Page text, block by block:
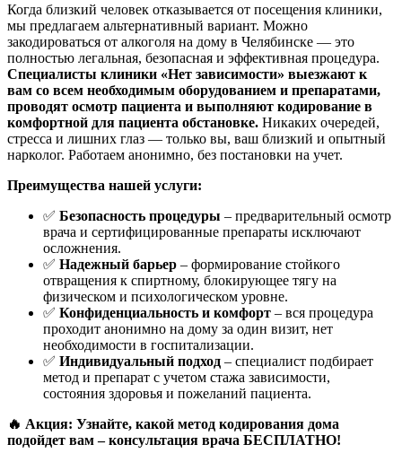
Когда близкий человек отказывается от посещения клиники,
мы предлагаем альтернативный вариант. Можно
закодироваться от алкоголя на дому в Челябинске — это
полностью легальная, безопасная и эффективная процедура.
Специалисты клиники «Нет зависимости» выезжают к
вам со всем необходимым оборудованием и препаратами,
проводят осмотр пациента и выполняют кодирование в
комфортной для пациента обстановке. Никаких очередей,
стресса и лишних глаз — только вы, ваш близкий и опытный
нарколог. Работаем анонимно, без постановки на учет.
Преимущества нашей услуги:
✅ Безопасность процедуры – предварительный осмотр
врача и сертифицированные препараты исключают
осложнения.
✅ Надежный барьер – формирование стойкого
отвращения к спиртному, блокирующее тягу на
физическом и психологическом уровне.
✅ Конфиденциальность и комфорт – вся процедура
проходит анонимно на дому за один визит, нет
необходимости в госпитализации.
✅ Индивидуальный подход – специалист подбирает
метод и препарат с учетом стажа зависимости,
состояния здоровья и пожеланий пациента.
🔥 Акция: Узнайте, какой метод кодирования дома
подойдет вам – консультация врача БЕСПЛАТНО!